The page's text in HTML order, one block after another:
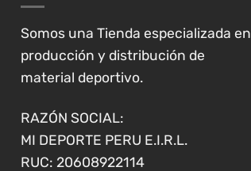
Somos una Tienda especializada en
producción y distribución de
material deportivo.
RAZÓN SOCIAL:
MI DEPORTE PERU E.I.R.L.
RUC: 20608922114